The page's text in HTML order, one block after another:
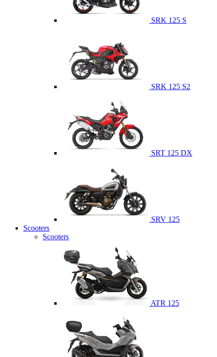
SRK 125 S
SRK 125 S2
SRT 125 DX
SRV 125
Scooters
Scooters
ATR 125